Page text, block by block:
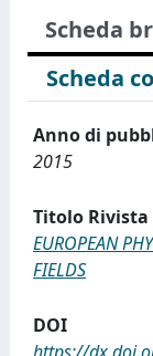
Scheda
Scheda
Anno di
2015
Titolo Rivista
EUROPEAN
FIELDS
DOI